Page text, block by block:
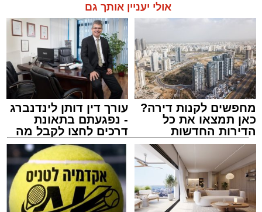
אולי יעניין אותך גם
מחפשים לקנות דירה?
כאן תמצאו את כל
הדירות החדשות
למכירה באשדוד >>>
עורך דין דותן לינדנברג
- נפגעתם בתאונת
דרכים לחצו לקבל מה
שמגיע לכם